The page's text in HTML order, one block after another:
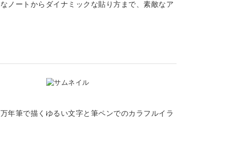
ノートからダイナミックな貼り方まで、素敵なア
年筆で描くゆるい文字と筆ペンでのカラフルイラ